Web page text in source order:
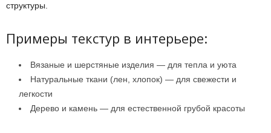
структуры.
Примеры текстур в интерьере:
Вязаные и шерстяные изделия — для тепла и уюта
Натуральные ткани (лен, хлопок) — для свежести и
легкости
Дерево и камень — для естественной грубой красоты